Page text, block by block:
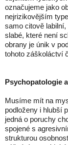
označujeme jako
nejrizikovějším
samo citově
slabé, které není
obrany je únik v
tohoto záškoláctví
Psychopatologie
Musíme mít na
podloženy i hlubší
jedná o poruchy
spojené s
strukturou